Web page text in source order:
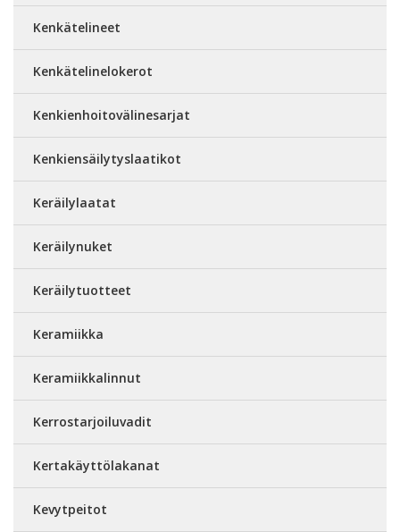
Kenkätelineet
Kenkätelinelokerot
Kenkienhoitovälinesarjat
Kenkiensäilytyslaatikot
Keräilylaatat
Keräilynuket
Keräilytuotteet
Keramiikka
Keramiikkalinnut
Kerrostarjoiluvadit
Kertakäyttölakanat
Kevytpeitot